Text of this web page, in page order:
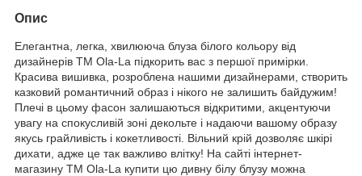
Опис
Елегантна, легка, хвилююча блуза білого кольору від
дизайнерів ТМ Ola-La підкорить вас з першої примірки.
Красива вишивка, розроблена нашими дизайнерами, створить
казковий романтичний образ і нікого не залишить байдужим!
Плечі в цьому фасон залишаються відкритими, акцентуючи
увагу на спокусливій зоні декольте і надаючи вашому образу
якусь грайливість і кокетливості. Вільний крій дозволяє шкірі
дихати, адже це так важливо влітку! На сайті інтернет-
магазину ТМ Ola-La купити цю дивну білу блузу можна